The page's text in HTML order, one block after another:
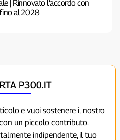
| Rinnovato l’accordo con
al 2028
P300.IT
e vuoi sostenere il nostro
un piccolo contributo.
indipendente, il tuo